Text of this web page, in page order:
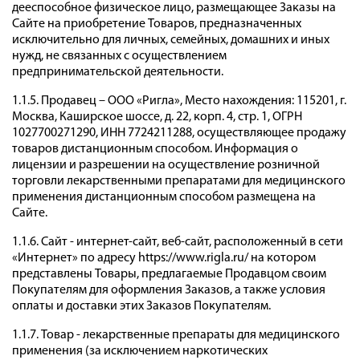
дееспособное физическое лицо, размещающее Заказы на
Сайте на приобретение Товаров, предназначенных
исключительно для личных, семейных, домашних и иных
нужд, не связанных с осуществлением
предпринимательской деятельности.
1.1.5. Продавец – ООО «Ригла», Место нахождения: 115201, г.
Москва, Каширское шоссе, д. 22, корп. 4, стр. 1, ОГРН
1027700271290, ИНН 7724211288, осуществляющее продажу
товаров дистанционным способом. Информация о
лицензии и разрешении на осуществление розничной
торговли лекарственными препаратами для медицинского
применения дистанционным способом размещена на
Сайте.
1.1.6. Сайт - интернет-сайт, веб-сайт, расположенный в сети
«Интернет» по адресу https://www.rigla.ru/ на котором
представлены Товары, предлагаемые Продавцом своим
Покупателям для оформления Заказов, а также условия
оплаты и доставки этих Заказов Покупателям.
1.1.7. Товар - лекарственные препараты для медицинского
применения (за исключением наркотических